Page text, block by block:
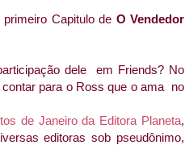
Capitulo de O Vendedor
dele em Friends? No
para o Ross que o ama no
de Janeiro da Editora Planeta,
editoras sob pseudônimo,